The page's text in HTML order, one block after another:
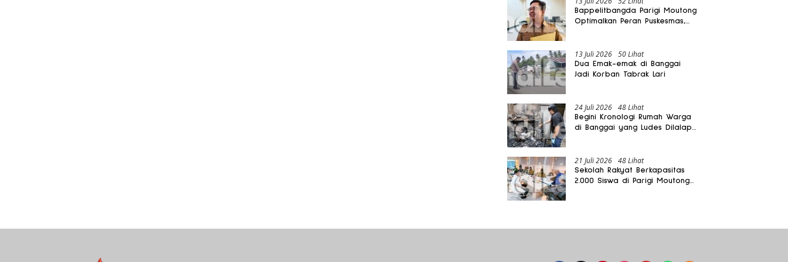
Bappelitbangda Parigi Moutong
Optimalkan Peran Puskesmas,
13 Juli 2026 50 Lihat
Dua Emak-emak di Banggai
Jadi Korban Tabrak Lari
24 Juli 2026 48 Lihat
Begini Kronologi Rumah Warga
di Banggai yang Ludes Dilalap
21 Juli 2026 48 Lihat
Sekolah Rakyat Berkapasitas
2.000 Siswa di Parigi Moutong